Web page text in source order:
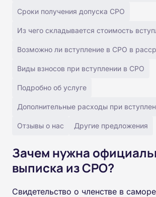
Сроки получения допуска СРО
Из чего складывается стоимость
Возможно ли вступление в СРО в
Виды взносов при вступлении в СРО
Подробно об услуге
Дополнительные расходы при
Отзывы о нас Другие предложения
Зачем нужна
выписка из СРО?
Свидетельство о членстве в